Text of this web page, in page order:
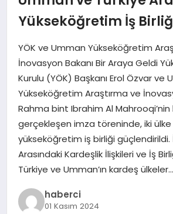
EKONOMI
TEKNOLOJI
YAŞAM
Yükseköğretim İş
YÖK ve Umman Yükseköğretim
İnovasyon Bakanı Bir Araya Geldi
Kurulu (YÖK) Başkanı Erol Özvar ve
Yükseköğretim Araştırma ve
Rahma bint Ibrahim Al Mahrooqi’nin
gerçekleşen imza töreninde, iki ülke
yükseköğretim iş birliği güçlendirildi.
Arasındaki Kardeşlik İlişkileri ve İş
Türkiye ve Umman’ın kardeş ülkeler…
haberci
01 Kasım 2024